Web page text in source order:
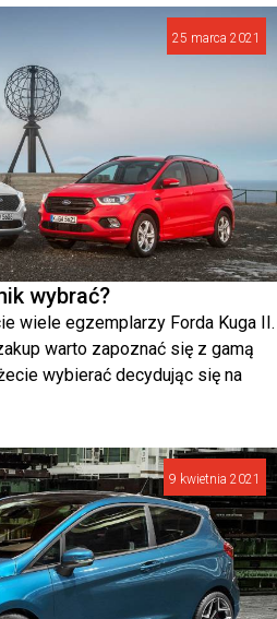
25 marca 2021
wybrać?
wiele egzemplarzy Forda Kuga II.
warto zapoznać się z gamą
wybierać decydując się na
9 kwietnia 2021